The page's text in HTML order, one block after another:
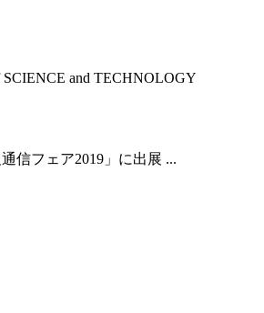
and TECHNOLOGY
信フェア2019」に出展 ...